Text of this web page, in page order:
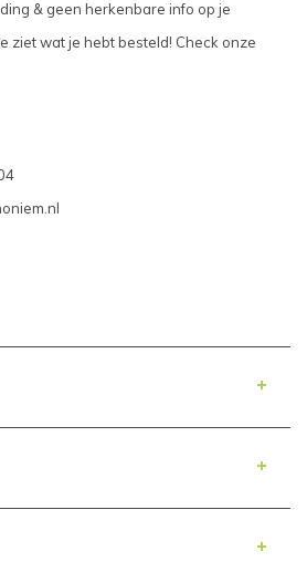
& geen herkenbare info op je
ziet wat je hebt besteld! Check onze